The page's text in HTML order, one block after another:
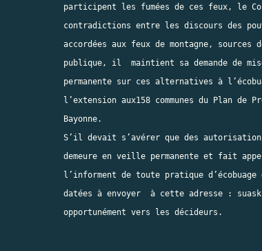
participent les fumées de ces feux, le
contradictions entre les discours des
accordées aux feux de montagne,
publique, il  maintient sa demande de
permanente sur ces alternatives à
l’extension aux158 communes du Plan de
Bayonne.
S’il devait s’avérer que des
demeure en veille permanente et fait
l’informent de toute pratique d’écobuage
datées à envoyer  à cette adresse :
opportunément vers les décideurs.